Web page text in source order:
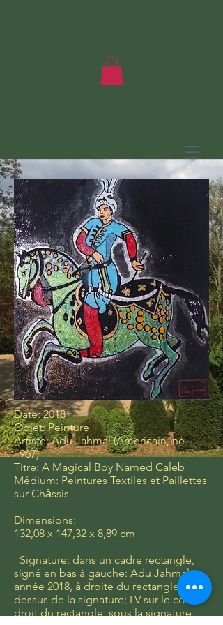
Date: 2018
Objet: Peinture
Artiste: Adu Jahmal (Américain, né
1967)
Titre: A Magical Boy Named Caleb
Médium: Peintures Textiles et Paillettes
sur Chȃssis
Dimensions:
132,08 x 147,32 x 8,89 cm
Signature: dans un cadre rectangle,
signé en bas à gauche: Adu Jahmal,
année 2018, à droite du rectangle, au-
dessus de la signature; LV sur le côté
droit du rectangle, sous la signature